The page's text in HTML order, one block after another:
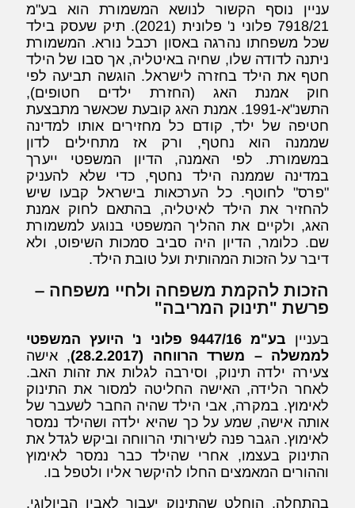
עניין נוסף הקשור לנושא המשמורת הוא בע"מ
7918/21 פלוני נ' פלונית (2021). תיק שעסק בילד
שכל משפחתו נהרגה באסון רכבל נורא. המשמורת
ניתנה לדודה שלו, שחיה באיטליה, אך סבו של הילד
חטף את הילד בחזרה לישראל. הוגשה תביעה לפי
חוק אמנת האג (החזרת ילדים חטופים),
התשנ"א-1991. אמנת האג קובעת שכאשר מתבצעת
חטיפה של ילד, קודם כל מחזירים אותו למדינה
שממנה הוא נחטף, ורק אז מתחילים לדון
במשמורת. לפי האמנה, הדיון המשפטי ייערך
במדינה שממנה הילד נחטף, כדי שלא להעניק
"פרס" לחוטף. כל הערכאות בישראל קבעו שיש
להחזיר את הילד לאיטליה, בהתאם לחוק אמנת
האג, ולקיים את ההליך המשפטי בנוגע למשמורת
שם. כלומר, הדיון היה סביב סמכות השיפוט, ולא
דיבר על הזכות המהותית ועל טובת הילד.
הזכות להקמת משפחה ולחיי משפחה –
פרשת "תינוק המריבה"
בעניין
בע"מ 9447/16 פלוני נ' היועץ המשפטי
לממשלה – משרד הרווחה (28.2.2017)
, אישה
צעירה ילדה תינוק, וסירבה לגלות את זהות האב.
לאחר הלידה, האישה החליטה למסור את התינוק
לאימוץ. במקרה, אבי הילד שהיה החבר לשעבר של
אותה אישה, שמע על כך שהיא ילדה ושהילד נמסר
לאימוץ. הגבר פנה לשירותי הרווחה וביקש לגדל את
התינוק בעצמו, אחרי שהילד כבר נמסר לאימוץ
וההורים המאמצים החלו להיקשר אליו ולטפל בו.
בהתחלה, הוחלט שהתינוק יעבור לאביו הביולוגי,